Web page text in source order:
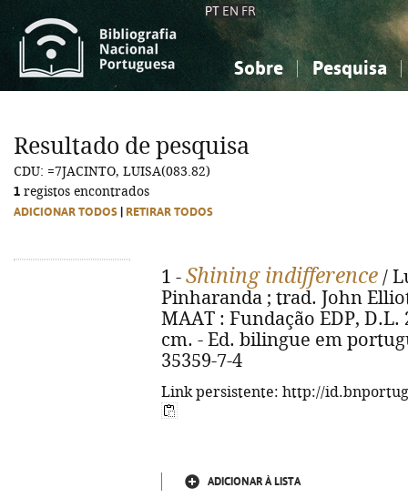
PT EN FR
Sobre Pesquisa
Ciências sociais...
Ciências sociais...
Resultado de pesquisa
CDU: =7JACINTO, LUISA(083.82)
1 registos encontrados
ADICIONAR TODOS RETIRAR TODOS
1 - Shining indifference /
Pinharanda ; trad. John
MAAT : Fundação EDP,
cm. - Ed. bilingue em
35359-7-4
Link persistente: http://
ADICIONAR À LISTA